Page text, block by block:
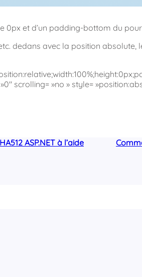
0px et d’un padding-bottom du
dedans avec la position
scrolling= »no » style=
ASP.NET à l’aide